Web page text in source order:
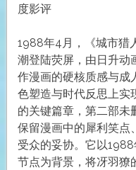
度影评
1988年4月，《城市猎
潮登陆荧屏，由日升动
作漫画的硬核质感与成
色塑造与时代反思上实
的关键篇章，第二部未
保留漫画中的犀利笑点
受众的妥协。它以
节点为背景，将冴羽獠